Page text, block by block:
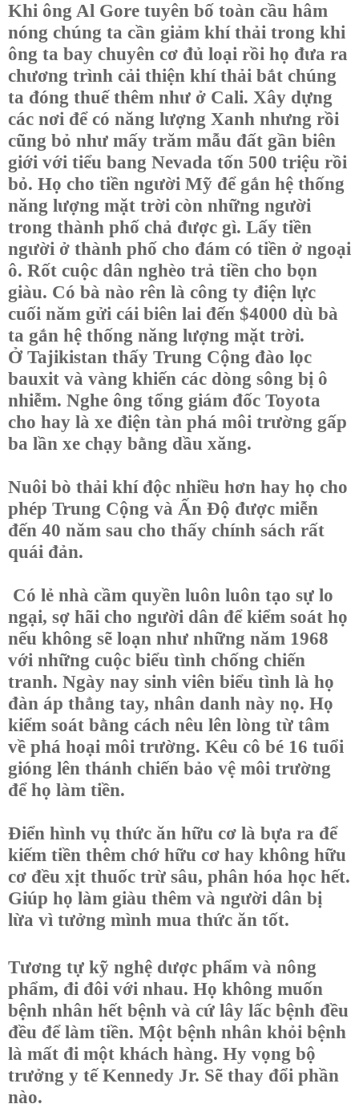
Khi ông Al Gore tuyên bố toàn cầu hâm
nóng chúng ta cần giảm khí thải trong khi
ông ta bay chuyên cơ đủ loại rồi họ đưa ra
chương trình cải thiện khí thải bắt chúng
ta đóng thuế thêm như ở Cali. Xây dựng
các nơi để có năng lượng Xanh nhưng rồi
cũng bỏ như mấy trăm mẫu đất gần biên
giới với tiểu bang Nevada tốn 500 triệu rồi
bỏ. Họ cho tiền người Mỹ để gắn hệ thống
năng lượng mặt trời còn những người
trong thành phố chả được gì. Lấy tiền
người ở thành phố cho đám có tiền ở ngoại
ô. Rốt cuộc dân nghèo trả tiền cho bọn
giàu. Có bà nào rên là công ty điện lực
cuối năm gửi cái biên lai đến $4000 dù bà
ta gắn hệ thống năng lượng mặt trời.
Ở Tajikistan thấy Trung Cộng đào lọc
bauxit và vàng khiến các dòng sông bị ô
nhiễm. Nghe ông tổng giám đốc Toyota
cho hay là xe điện tàn phá môi trường gấp
ba lần xe chạy bằng dầu xăng.
Nuôi bò thải khí độc nhiều hơn hay họ cho
phép Trung Cộng và Ấn Độ được miễn
đến 40 năm sau cho thấy chính sách rất
quái đản.
Có lẻ nhà cầm quyền luôn luôn tạo sự lo
ngại, sợ hãi cho người dân để kiểm soát họ
nếu không sẽ loạn như những năm 1968
với những cuộc biểu tình chống chiến
tranh. Ngày nay sinh viên biểu tình là họ
đàn áp thẳng tay, nhân danh này nọ. Họ
kiểm soát bằng cách nêu lên lòng từ tâm
về phá hoại môi trường. Kêu cô bé 16 tuổi
gióng lên thánh chiến bảo vệ môi trường
để họ làm tiền.
Điển hình vụ thức ăn hữu cơ là bựa ra để
kiếm tiền thêm chớ hữu cơ hay không hữu
cơ đều xịt thuốc trừ sâu, phân hóa học hết.
Giúp họ làm giàu thêm và người dân bị
lừa vì tưởng mình mua thức ăn tốt.
Tương tự kỹ nghệ dược phẩm và nông
phẩm, đi đôi với nhau. Họ không muốn
bệnh nhân hết bệnh và cứ lây lấc bệnh đều
đều để làm tiền. Một bệnh nhân khỏi bệnh
là mất đi một khách hàng. Hy vọng bộ
trưởng y tế Kennedy Jr. Sẽ thay đổi phần
nào.